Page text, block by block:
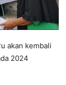
akan kembali
2024